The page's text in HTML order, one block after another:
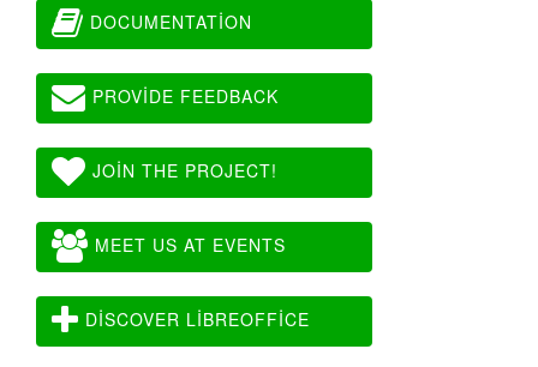
DOCUMENTATION
PROVIDE FEEDBACK
JOIN THE PROJECT!
MEET US AT EVENTS
DISCOVER LIBREOFFICE